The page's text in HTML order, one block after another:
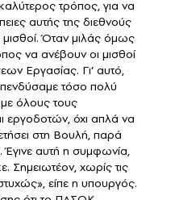
τρόπος, για να
αυτής της διεθνούς
μισθοί. Όταν μιλάς όμως
να ανέβουν οι μισθοί
Εργασίας. Γι’ αυτό,
τόσο πολύ
όλους τους
όχι απλά να
στη Βουλή, παρά
αυτή η συμφωνία,
Σημειωτέον, χωρίς τις
είπε η υπουργός.